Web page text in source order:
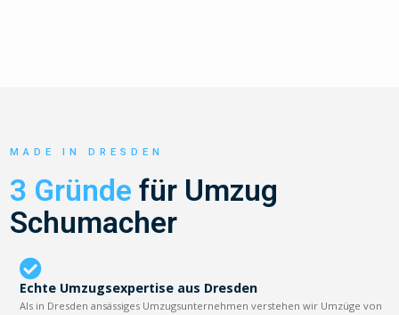
MADE IN DRESDEN
3 Gründe für Umzug
Schumacher
Echte Umzugsexpertise aus Dresden
Als in Dresden ansässiges Umzugsunternehmen verstehen wir Umzüge von